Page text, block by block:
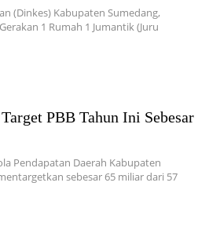
(Dinkes) Kabupaten Sumedang,
1 Rumah 1 Jumantik (Juru
PBB Tahun Ini Sebesar
Pendapatan Daerah Kabupaten
sebesar 65 miliar dari 57